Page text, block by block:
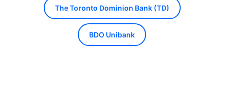
The Toronto Dominion Bank (TD)
BDO Unibank